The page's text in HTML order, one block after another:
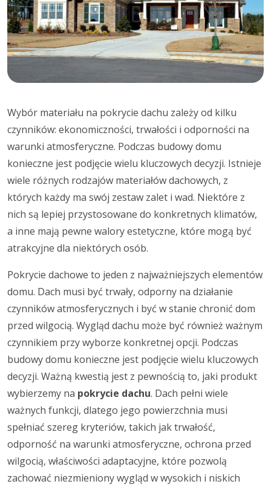
Wybór materiału na pokrycie dachu zależy od kilku
czynników: ekonomiczności, trwałości i odporności na
warunki atmosferyczne. Podczas budowy domu
konieczne jest podjęcie wielu kluczowych decyzji. Istnieje
wiele różnych rodzajów materiałów dachowych, z
których każdy ma swój zestaw zalet i wad. Niektóre z
nich są lepiej przystosowane do konkretnych klimatów,
a inne mają pewne walory estetyczne, które mogą być
atrakcyjne dla niektórych osób.
Pokrycie dachowe to jeden z najważniejszych elementów
domu. Dach musi być trwały, odporny na działanie
czynników atmosferycznych i być w stanie chronić dom
przed wilgocią. Wygląd dachu może być również ważnym
czynnikiem przy wyborze konkretnej opcji. Podczas
budowy domu konieczne jest podjęcie wielu kluczowych
decyzji. Ważną kwestią jest z pewnością to, jaki produkt
wybierzemy na pokrycie dachu. Dach pełni wiele
ważnych funkcji, dlatego jego powierzchnia musi
spełniać szereg kryteriów, takich jak trwałość,
odporność na warunki atmosferyczne, ochrona przed
wilgocią, właściwości adaptacyjne, które pozwolą
zachować niezmieniony wygląd w wysokich i niskich